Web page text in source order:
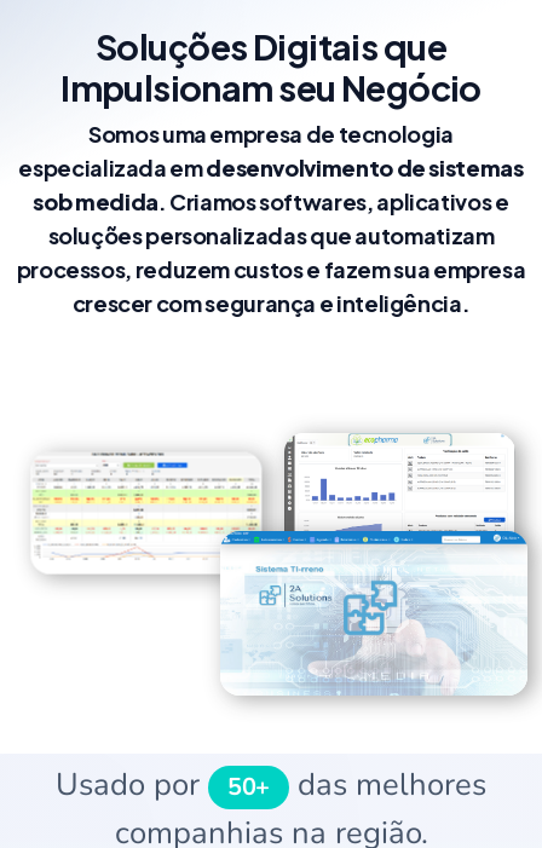
Soluções Digitais que
Impulsionam seu Negócio
Somos uma empresa de tecnologia
especializada emdesenvolvimento de sistemas
sob medida. Criamos softwares, aplicativos e
soluções personalizadas que automatizam
processos, reduzem custos e fazem sua empresa
crescer com segurança e inteligência.
Usado por 50+
das melhores
companhias na região.